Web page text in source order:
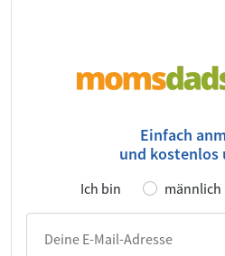
Einfach
und kostenlos
Ich bin männlich
Deine E-Mail-Adresse